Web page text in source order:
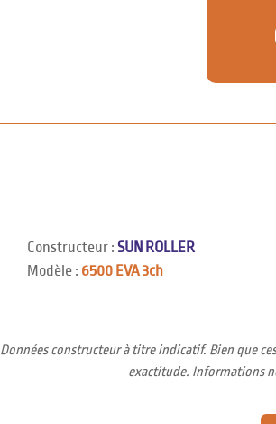
Constructeur : SUN ROLLER
Modèle : 6500 EVA 3ch
Données constructeur à titre indicatif. Bien que
exactitude. Informations